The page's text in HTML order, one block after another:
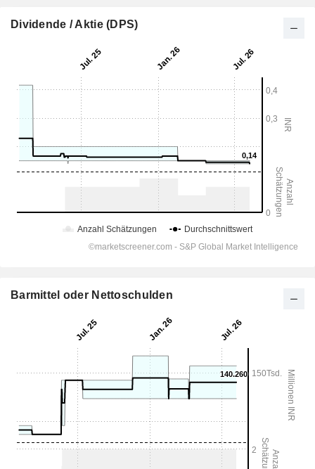
Dividende / Aktie (DPS)
Barmittel oder Nettoschulden